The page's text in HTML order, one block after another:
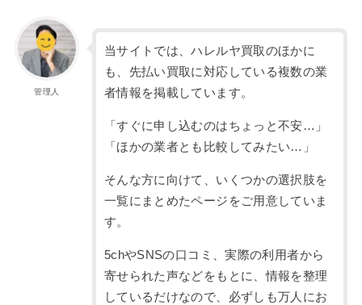
管理人
当サイトでは、ハレルヤ買取のほかに
も、先払い買取に対応している複数の業
者情報を掲載しています。
「すぐに申し込むのはちょっと不安…」
「ほかの業者とも比較してみたい…」
そんな方に向けて、いくつかの選択肢を
一覧にまとめたページをご用意していま
す。
5chやSNSの口コミ、実際の利用者から
寄せられた声などをもとに、情報を整理
しているだけなので、必ずしも万人にお